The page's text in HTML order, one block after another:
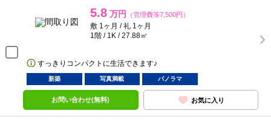
5.8 万円 （管理費等7,500円）
敷 1ヶ月 / 礼 1ヶ月
1階 / 1K / 27.88㎡
すっきりコンパクトに生活できます♪
新築 写真満載 パノラマ
お問い合わせ(無料) お気に入り